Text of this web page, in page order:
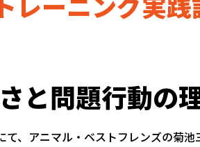
と問題行動の
、アニマル・ベストフレンズの菊池